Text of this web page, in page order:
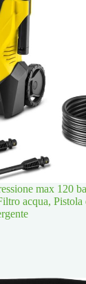
max 120
acqua, Pistola